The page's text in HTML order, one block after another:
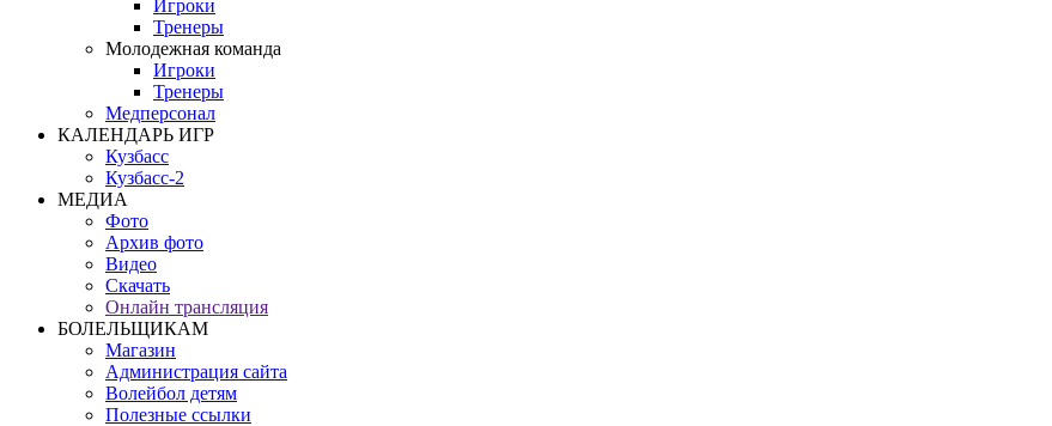
Игроки
Тренеры
Молодежная команда
Игроки
Тренеры
Медперсонал
КАЛЕНДАРЬ ИГР
Кузбасс
Кузбасс-2
МЕДИА
Фото
Архив фото
Видео
Скачать
Онлайн трансляция
БОЛЕЛЬЩИКАМ
Магазин
Администрация сайта
Волейбол детям
Полезные ссылки